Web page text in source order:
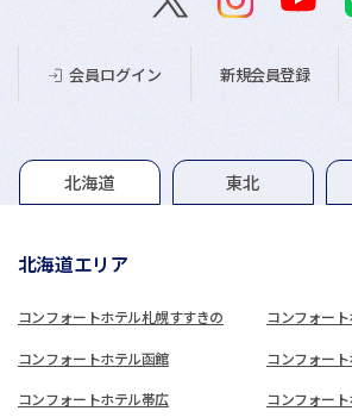
会員ログイン 新規会員登録
グループホテル一覧
北海道 東北
北海道エリア
コンフォートホテル札幌すすきの コンフォー
コンフォートホテル函館 コンフォー
コンフォートホテル帯広 コンフォー